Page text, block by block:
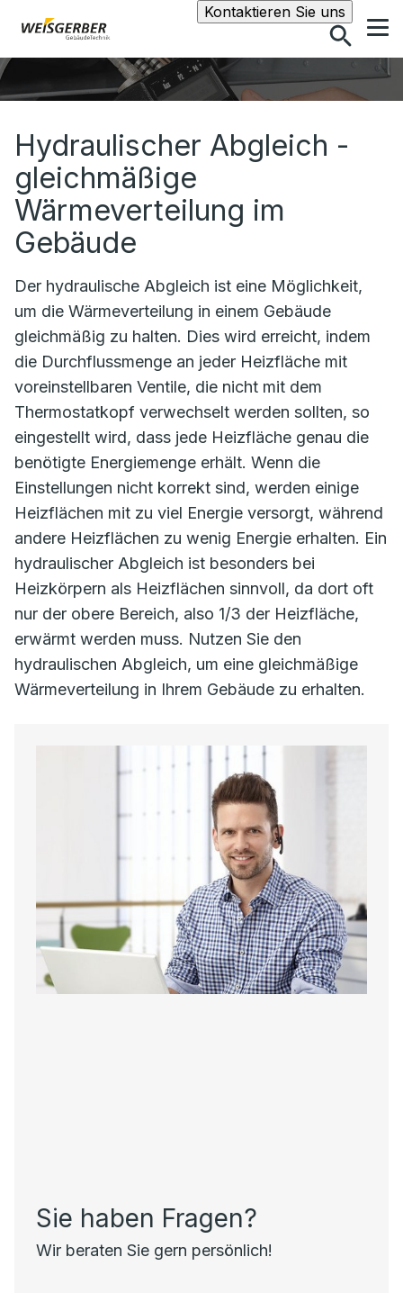
Kontaktieren Sie unsSuche
Hydraulischer Abgleich -
gleichmäßige
Wärmeverteilung im
Gebäude
Der hydraulische Abgleich ist eine Möglichkeit,
um die Wärmeverteilung in einem Gebäude
gleichmäßig zu halten. Dies wird erreicht, indem
die Durchflussmenge an jeder Heizfläche mit
voreinstellbaren Ventile, die nicht mit dem
Thermostatkopf verwechselt werden sollten, so
eingestellt wird, dass jede Heizfläche genau die
benötigte Energiemenge erhält. Wenn die
Einstellungen nicht korrekt sind, werden einige
Heizflächen mit zu viel Energie versorgt, während
andere Heizflächen zu wenig Energie erhalten. Ein
hydraulischer Abgleich ist besonders bei
Heizkörpern als Heizflächen sinnvoll, da dort oft
nur der obere Bereich, also 1/3 der Heizfläche,
erwärmt werden muss. Nutzen Sie den
hydraulischen Abgleich, um eine gleichmäßige
Wärmeverteilung in Ihrem Gebäude zu erhalten.
Sie haben Fragen?
Wir beraten Sie gern persönlich!